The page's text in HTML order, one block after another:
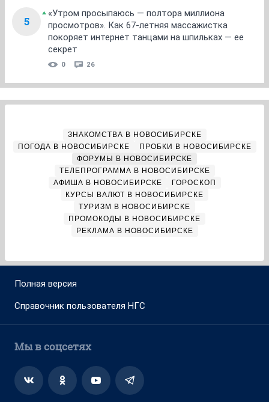
5
«Утром просыпаюсь — полтора миллиона
просмотров». Как 67-летняя массажистка
покоряет интернет танцами на шпильках — ее
секрет
0 26
ЗНАКОМСТВА В НОВОСИБИРСКЕ
ПОГОДА В НОВОСИБИРСКЕ
ПРОБКИ В НОВОСИБИРСКЕ
ФОРУМЫ В НОВОСИБИРСКЕ
ТЕЛЕПРОГРАММА В НОВОСИБИРСКЕ
АФИША В НОВОСИБИРСКЕ
ГОРОСКОП
КУРСЫ ВАЛЮТ В НОВОСИБИРСКЕ
ТУРИЗМ В НОВОСИБИРСКЕ
ПРОМОКОДЫ В НОВОСИБИРСКЕ
РЕКЛАМА В НОВОСИБИРСКЕ
Полная версия
Справочник пользователя НГС
Мы в соцсетях